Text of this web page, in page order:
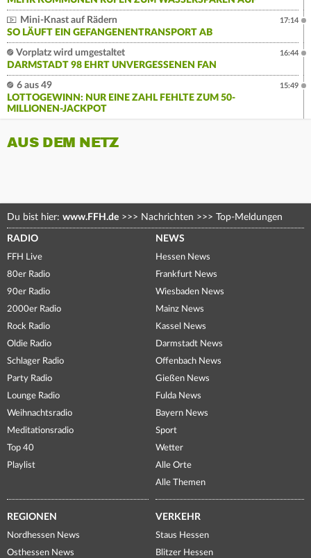
Mini-Knast auf Rädern
SO LÄUFT EIN GEFANGENENTRANSPORT AB
17:14
Vorplatz wird umgestaltet
DARMSTADT 98 EHRT UNVERGESSENEN FAN
16:44
6 aus 49
LOTTOGEWINN: NUR EINE ZAHL FEHLTE ZUM 50-
MILLIONEN-JACKPOT
15:49
AUS DEM NETZ
Du bist hier: www.FFH.de >>> Nachrichten >>> Top-Meldungen
RADIO
FFH Live
80er Radio
90er Radio
2000er Radio
Rock Radio
Oldie Radio
Schlager Radio
Party Radio
Lounge Radio
Weihnachtsradio
Meditationsradio
Top 40
Playlist
NEWS
Hessen News
Frankfurt News
Wiesbaden News
Mainz News
Kassel News
Darmstadt News
Offenbach News
Gießen News
Fulda News
Bayern News
Sport
Wetter
Alle Orte
Alle Themen
REGIONEN
Nordhessen News
Osthessen News
VERKEHR
Staus Hessen
Blitzer Hessen